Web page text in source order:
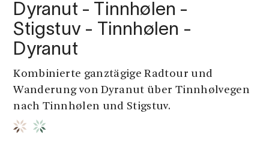
Dyranut - Tinnhølen -
Stigstuv - Tinnhølen -
Dyranut
Kombinierte ganztägige Radtour und
Wanderung von Dyranut über Tinnhølvegen
nach Tinnhølen und Stigstuv.